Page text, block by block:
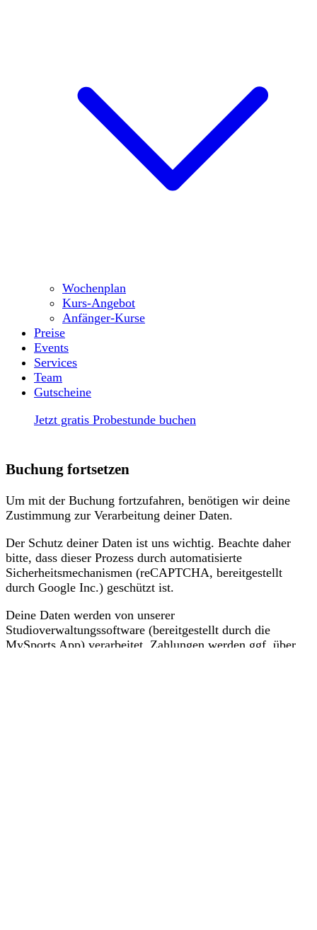
Wochenplan
Kurs-Angebot
Anfänger-Kurse
Preise
Events
Services
Team
Gutscheine
Jetzt gratis Probestunde buchen
Buchung fortsetzen
Um mit der Buchung fortzufahren, benötigen wir deine
Zustimmung zur Verarbeitung deiner Daten.
Der Schutz deiner Daten ist uns wichtig. Beachte daher
bitte, dass dieser Prozess durch automatisierte
Sicherheitsmechanismen (reCAPTCHA, bereitgestellt
durch Google Inc.) geschützt ist.
Deine Daten werden von unserer
Studioverwaltungssoftware (bereitgestellt durch die
MySports App) verarbeitet. Zahlungen werden ggf. über